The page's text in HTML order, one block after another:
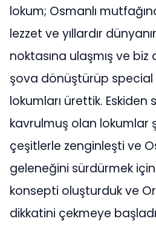
lokum; Osmanlı
lezzet ve yıllardır
noktasına ulaşmış ve
şova dönüştürüp special
lokumları ürettik.
kavrulmuş olan lokumlar
çeşitlerle zenginleşti ve
geleneğini sürdürmek için
konsepti oluşturduk ve
dikkatini çekmeye